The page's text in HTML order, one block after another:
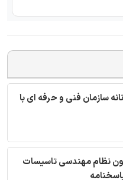
سازمان فنی و حرفه ای با
نظام مهندسی تاسیسات